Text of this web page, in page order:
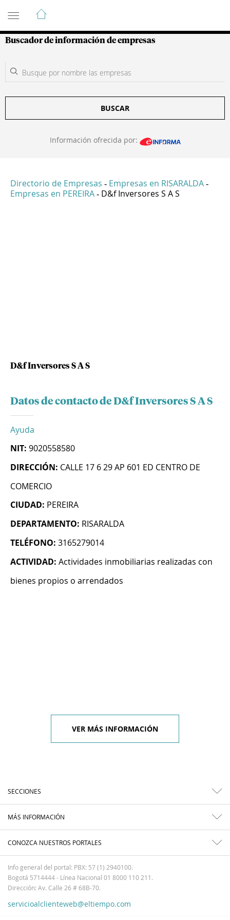
Guía de Empresas Colombianas
Buscador de información de empresas
BUSCAR
Información ofrecida por:
Directorio de Empresas - Empresas en RISARALDA -
Empresas en PEREIRA - D&f Inversores S A S
D&f Inversores S A S
Datos de contacto de D&f Inversores S A S
Ayuda
NIT: 9020558580
DIRECCIÓN: CALLE 17 6 29 AP 601 ED CENTRO DE
COMERCIO
CIUDAD: PEREIRA
DEPARTAMENTO: RISARALDA
TELÉFONO: 3165279014
ACTIVIDAD: Actividades inmobiliarias realizadas con
bienes propios o arrendados
VER MÁS INFORMACIÓN
SECCIONES
MÁS INFORMACIÓN
CONOZCA NUESTROS PORTALES
Info general del portal: PBX: 57 (1) 2940100.
Bogotá 5714444 - Línea Nacional 01 8000 110 211.
Dirección: Av. Calle 26 # 68B-70.
servicioalclienteweb@eltiempo.com